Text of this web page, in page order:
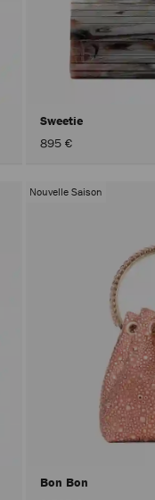
Sweetie
895 €
Nouvelle Saison
Bon Bon